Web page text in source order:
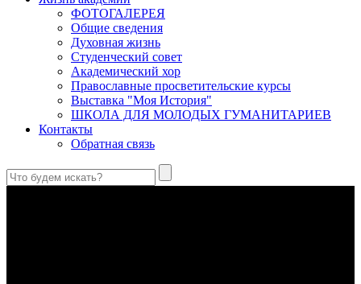
ФОТОГАЛЕРЕЯ
Общие сведения
Духовная жизнь
Студенческий совет
Академический хор
Православные просветительские курсы
Выставка "Моя История"
ШКОЛА ДЛЯ МОЛОДЫХ ГУМАНИТАРИЕВ
Контакты
Обратная связь